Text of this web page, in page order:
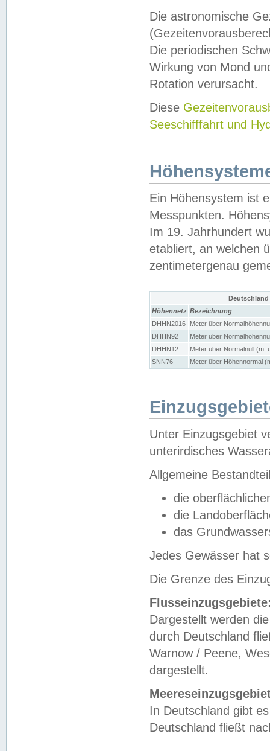
Die astronomische
Die periodischen
Wirkung von Mond
Rotation verursacht.
Diese
Seeschifffahrt und
Ein Höhensystem ist
Messpunkten.
Im 19. Jahrhundert
etabliert, an welchen
zentimetergenau
Höhennetz Bezeichnung
DHHN2016
Meter über
DHHN92
Meter über
DHHN12
Meter über Normalnull (m.
SNN76
Meter über Höhennormal
Unter Einzugsgebiet
unterirdisches
Allgemeine
die
die
das
Jedes Gewässer hat
Die Grenze des
Dargestellt werden
durch Deutschland
Warnow / Peene,
dargestellt.
In Deutschland gibt
Deutschland fließt